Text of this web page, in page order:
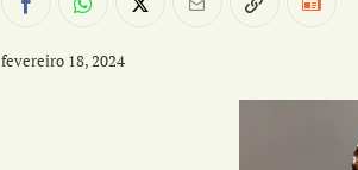
fevereiro 18, 2024